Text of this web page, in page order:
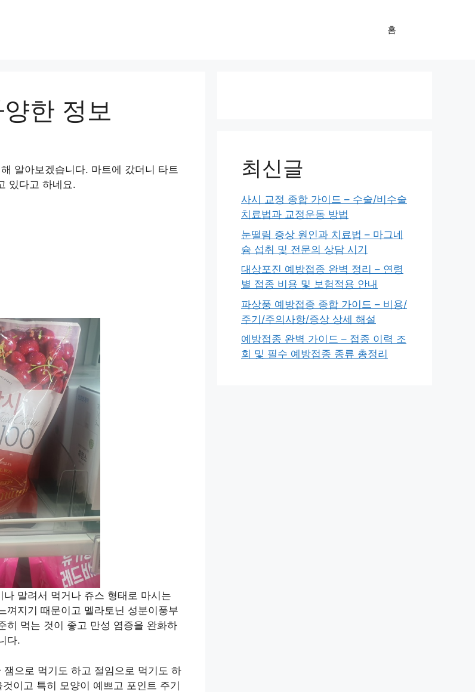
홈
한 정보
알아보겠습니다. 마트에 갔더니 타트
있다고 하네요.
말려서 먹거나 쥬스 형태로 마시는
껴지기 때문이고 멜라토닌 성분이풍부
히 먹는 것이 좋고 만성 염증을 완화하
다.
으로 먹기도 하고 절임으로 먹기도 하
이고 특히 모양이 예쁘고 포인트 주기
최신글
사시 교정 종합 가이드 – 수술/비수술
치료법과 교정운동 방법
눈떨림 증상 원인과 치료법 – 마그네
슘 섭취 및 전문의 상담 시기
대상포진 예방접종 완벽 정리 – 연령
별 접종 비용 및 보험적용 안내
파상풍 예방접종 종합 가이드 – 비용/
주기/주의사항/증상 상세 해설
예방접종 완벽 가이드 – 접종 이력 조
회 및 필수 예방접종 종류 총정리